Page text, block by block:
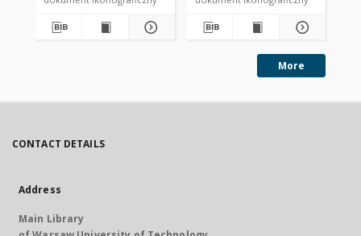
More
CONTACT DETAILS
Address
Main Library